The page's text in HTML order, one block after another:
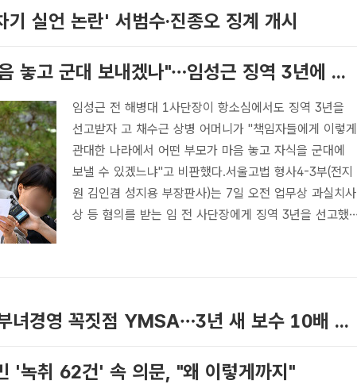
실언 논란' 서범수·진종오 징계 개시
고 채상병 어머니 "누가 마음 놓고 군대 보내겠나"…임성근 징역 3년에 분통
임성근 전 해병대 1사단장이 항소심에서도 징역 3년을
선고받자 고 채수근 상병 어머니가 "책임자들에게 이렇게
관대한 나라에서 어떤 부모가 마음 놓고 자식을 군대에
보낼 수 있겠느냐"고 비판했다.서울고법 형사4-3부(전지
원 김인겸 성지용 부장판사)는 7일 오전 업무상 과실치사
상 등 혐의를 받는 임 전 사단장에게 징역 3년을 선고했
영원무역 '성기학·성래은' 부녀경영 꼭짓점 YMSA…3년 새 보수 10배 뛰어
'녹취 62건' 속 의문, "왜 이렇게까지"